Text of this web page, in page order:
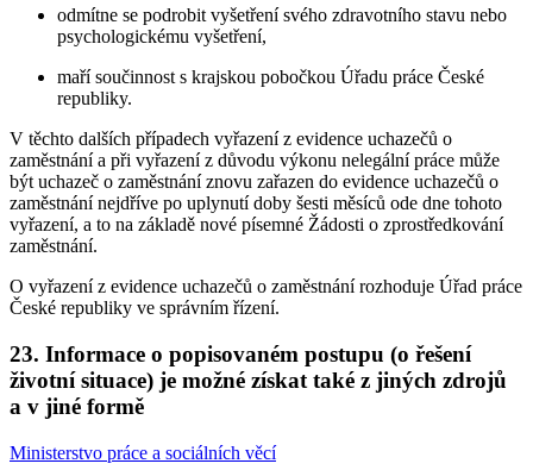
odmítne se podrobit vyšetření svého zdravotního stavu nebo
psychologickému vyšetření,
maří součinnost s krajskou pobočkou Úřadu práce České
republiky.
V těchto dalších případech vyřazení z evidence uchazečů o
zaměstnání a při vyřazení z důvodu výkonu nelegální práce může
být uchazeč o zaměstnání znovu zařazen do evidence uchazečů o
zaměstnání nejdříve po uplynutí doby šesti měsíců ode dne tohoto
vyřazení, a to na základě nové písemné Žádosti o zprostředkování
zaměstnání.
O vyřazení z evidence uchazečů o zaměstnání rozhoduje Úřad práce
České republiky ve správním řízení.
23. Informace o popisovaném postupu (o řešení
životní situace) je možné získat také z jiných zdrojů
a v jiné formě
Ministerstvo práce a sociálních věcí